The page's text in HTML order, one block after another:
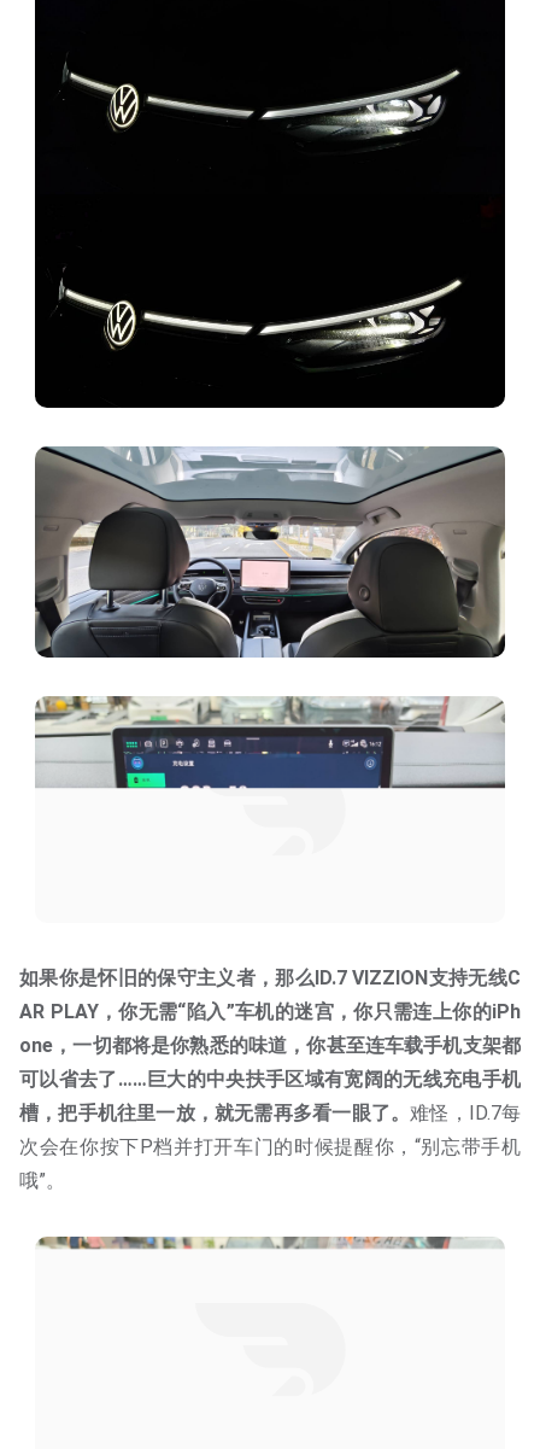
如果你是怀旧的保守主义者，那么ID.7 VIZZION支持无线C
AR PLAY，你无需“陷入”车机的迷宫，你只需连上你的iPh
one，一切都将是你熟悉的味道，你甚至连车载手机支架都
可以省去了……巨大的中央扶手区域有宽阔的无线充电手机
槽，把手机往里一放，就无需再多看一眼了。
难怪，ID.7每
次会在你按下P档并打开车门的时候提醒你，“别忘带手机
哦”。